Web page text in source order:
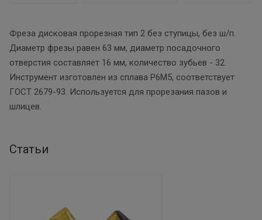
Фреза дисковая прорезная тип 2 без ступицы, без ш/п.
Диаметр фрезы равен 63 мм, диаметр посадочного
отверстия составляет 16 мм, количество зубьев - 32.
Инструмент изготовлен из сплава Р6М5, соответствует
ГОСТ 2679-93. Используется для прорезания пазов и
шлицев.
Статьи